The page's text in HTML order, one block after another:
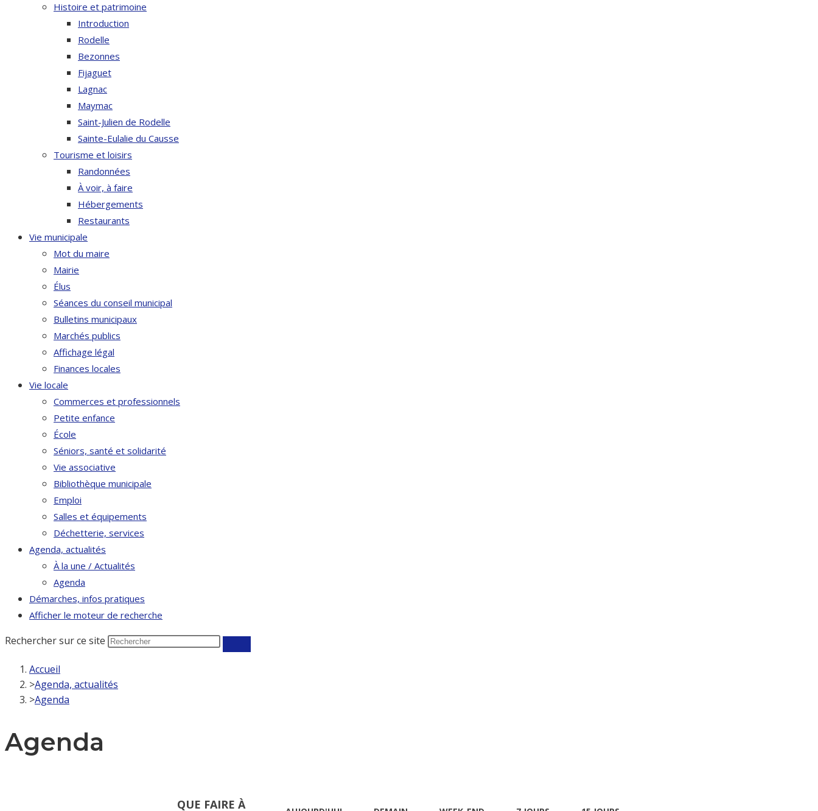
Histoire et patrimoine
Introduction
Rodelle
Bezonnes
Fijaguet
Lagnac
Maymac
Saint-Julien de Rodelle
Sainte-Eulalie du Causse
Tourisme et loisirs
Randonnées
À voir, à faire
Hébergements
Restaurants
Vie municipale
Mot du maire
Mairie
Élus
Séances du conseil municipal
Bulletins municipaux
Marchés publics
Affichage légal
Finances locales
Vie locale
Commerces et professionnels
Petite enfance
École
Séniors, santé et solidarité
Vie associative
Bibliothèque municipale
Emploi
Salles et équipements
Déchetterie, services
Agenda, actualités
À la une / Actualités
Agenda
Démarches, infos pratiques
Afficher le moteur de recherche
Rechercher sur ce site
Accueil
>Agenda, actualités
>Agenda
Agenda
QUE FAIRE À